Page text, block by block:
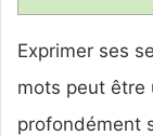
Exprimer ses
mots peut être
profondément